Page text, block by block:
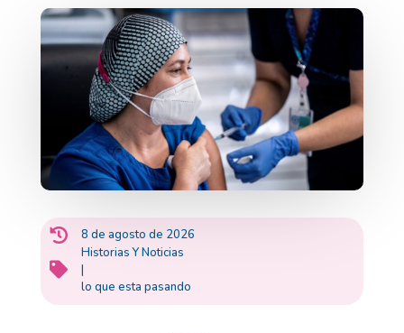
 8 de agosto de 2026

Historias Y Noticias
|
lo que esta pasando